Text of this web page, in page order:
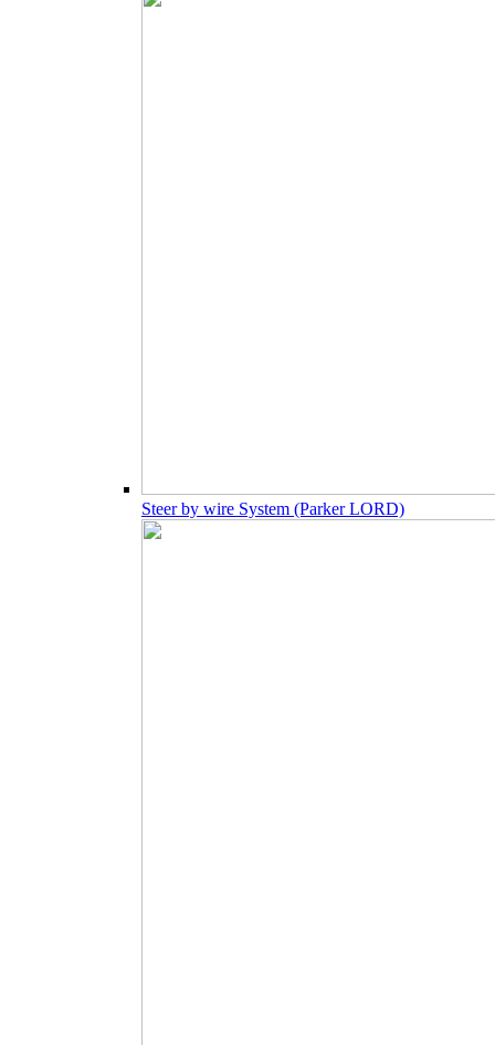
Steer by wire System (Parker LORD)